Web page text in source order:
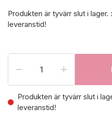
Produkten är tyvärr slut i
leveranstid!
Produkten är tyvärr slut i
leveranstid!